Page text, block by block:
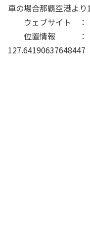
車の場合那覇空港より
ウェブサイト ：
位置情報 ：
127.64190637648447